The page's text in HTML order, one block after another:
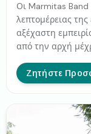
Οι Marmitas Band
λεπτομέρειας
αξέχαστη
από την αρχή
Ζητήστε